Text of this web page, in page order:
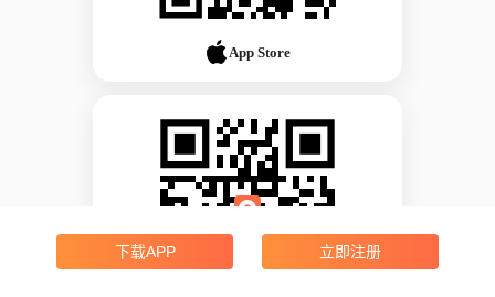
App Store
下载APP 立即注册